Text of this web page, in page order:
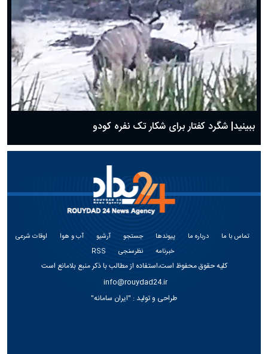
ببینید| شگرد کفتار برای شکار تک نفره کودو
تماس با ما درباره ما پیوندها جستجو آرشیو آب و هوا
اوقات شرعی
خبرنامه
نظرسنجی RSS
کلیه حقوق محفوظ است،استفاده از مطالب با ذکر منبع بلامانع است
info@rouydad24.ir
طراحی و تولید : "ایران سامانه"